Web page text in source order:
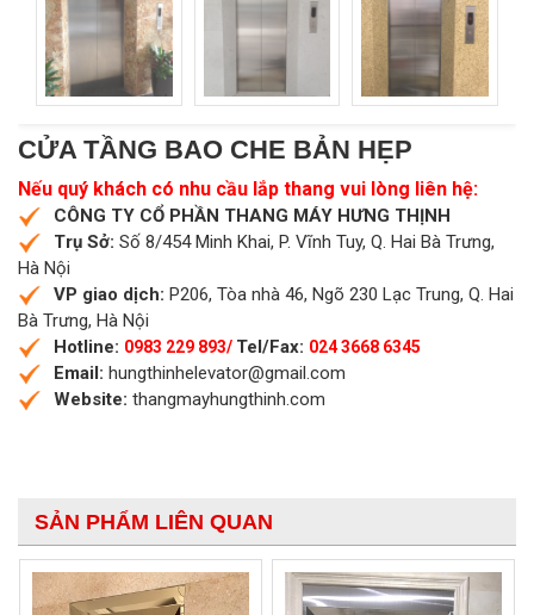
CỬA TẦNG BAO CHE BẢN HẸP
Nếu quý khách có nhu cầu lắp thang vui lòng liên hệ:
CÔNG TY CỔ PHẦN THANG MÁY HƯNG THỊNH
Trụ Sở: Số 8/454 Minh Khai, P. Vĩnh Tuy, Q. Hai Bà Trưng,
Hà Nội
VP giao dịch: P206, Tòa nhà 46, Ngõ 230 Lạc Trung, Q. Hai
Bà Trưng, Hà Nội
Hotline: 0983 229 893/ Tel/Fax: 024 3668 6345
Email: hungthinhelevator@gmail.com
Website: thangmayhungthinh.com
SẢN PHẨM LIÊN QUAN